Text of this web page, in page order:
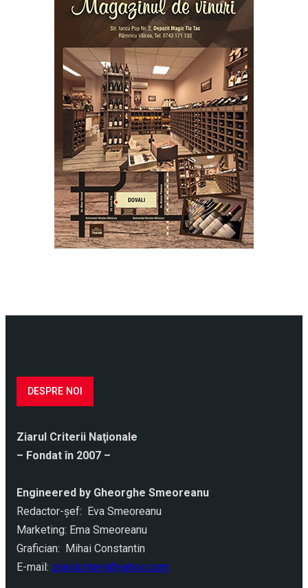
DESPRE NOI
Ziarul Criterii Naţionale
– Fondat în 2007 –
Engineered by Gheorghe Smeoreanu
Redactor-şef: Eva Smeoreanu
Marketing: Ema Smeoreanu
Grafician: Mihai Constantin
E-mail: ziarulcriterii@yahoo.com